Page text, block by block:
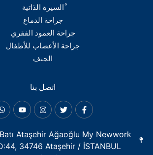
ْالسيرة الذاتية
جراحة الدماغ
جراحة العمود الفقري
جراحة الأعصاب للأطفال
الجنف
اتصل بنا
Ataşehir Ağaoğlu My Newwork
34746 Ataşehir / İSTANBUL